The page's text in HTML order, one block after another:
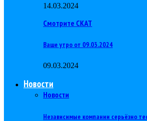
14.03.2024
Смотрите СКАТ
Ваше утро от 09.03.2024
09.03.2024
Новости
Новости
Независимые компании серьёзно